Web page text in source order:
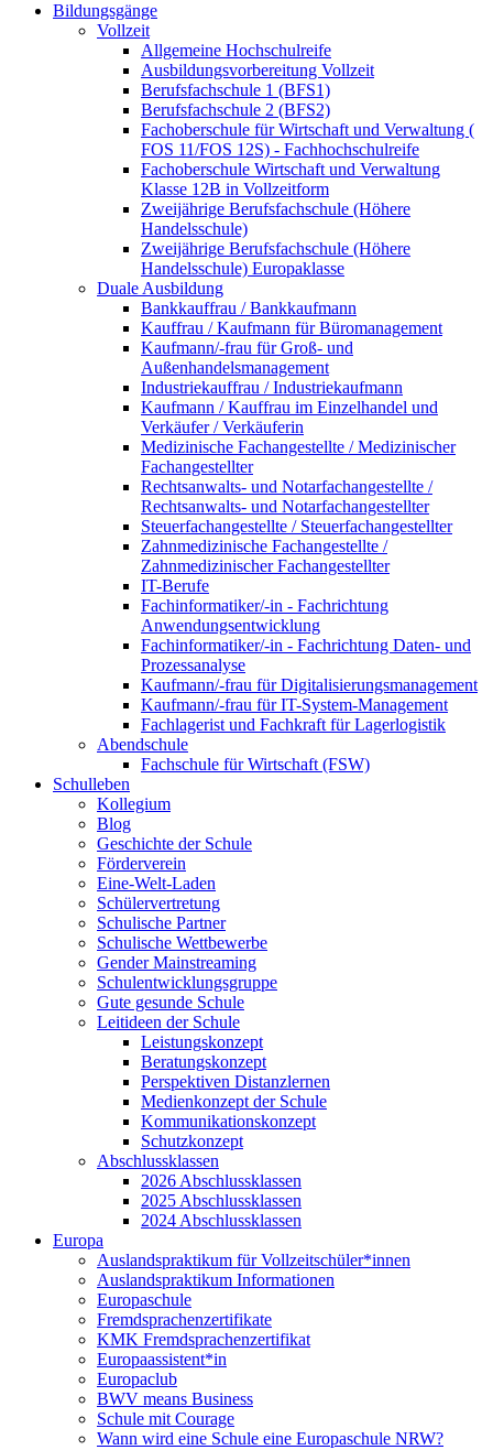
Bildungsgänge
Vollzeit
Allgemeine Hochschulreife
Ausbildungsvorbereitung Vollzeit
Berufsfachschule 1 (BFS1)
Berufsfachschule 2 (BFS2)
Fachoberschule für Wirtschaft und Verwaltung (
FOS 11/FOS 12S) - Fachhochschulreife
Fachoberschule Wirtschaft und Verwaltung
Klasse 12B in Vollzeitform
Zweijährige Berufsfachschule (Höhere
Handelsschule)
Zweijährige Berufsfachschule (Höhere
Handelsschule) Europaklasse
Duale Ausbildung
Bankkauffrau / Bankkaufmann
Kauffrau / Kaufmann für Büromanagement
Kaufmann/-frau für Groß- und
Außenhandelsmanagement
Industriekauffrau / Industriekaufmann
Kaufmann / Kauffrau im Einzelhandel und
Verkäufer / Verkäuferin
Medizinische Fachangestellte / Medizinischer
Fachangestellter
Rechtsanwalts- und Notarfachangestellte /
Rechtsanwalts- und Notarfachangestellter
Steuerfachangestellte / Steuerfachangestellter
Zahnmedizinische Fachangestellte /
Zahnmedizinischer Fachangestellter
IT-Berufe
Fachinformatiker/-in - Fachrichtung
Anwendungsentwicklung
Fachinformatiker/-in - Fachrichtung Daten- und
Prozessanalyse
Kaufmann/-frau für Digitalisierungsmanagement
Kaufmann/-frau für IT-System-Management
Fachlagerist und Fachkraft für Lagerlogistik
Abendschule
Fachschule für Wirtschaft (FSW)
Schulleben
Kollegium
Blog
Geschichte der Schule
Förderverein
Eine-Welt-Laden
Schülervertretung
Schulische Partner
Schulische Wettbewerbe
Gender Mainstreaming
Schulentwicklungsgruppe
Gute gesunde Schule
Leitideen der Schule
Leistungskonzept
Beratungskonzept
Perspektiven Distanzlernen
Medienkonzept der Schule
Kommunikationskonzept
Schutzkonzept
Abschlussklassen
2026 Abschlussklassen
2025 Abschlussklassen
2024 Abschlussklassen
Europa
Auslandspraktikum für Vollzeitschüler*innen
Auslandspraktikum Informationen
Europaschule
Fremdsprachenzertifikate
KMK Fremdsprachenzertifikat
Europaassistent*in
Europaclub
BWV means Business
Schule mit Courage
Wann wird eine Schule eine Europaschule NRW?